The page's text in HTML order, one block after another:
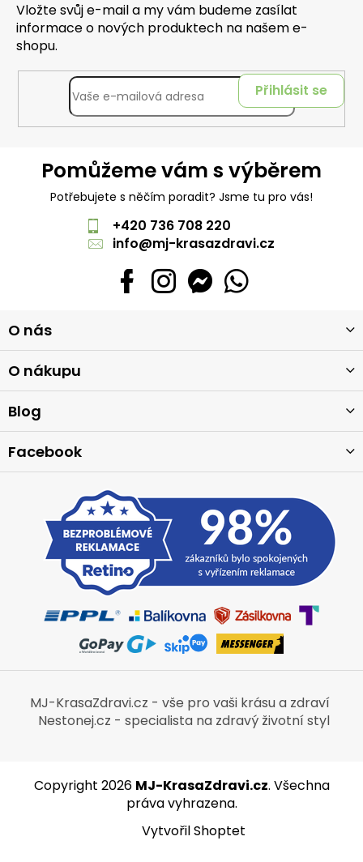
Vložte svůj e-mail a my vám budeme zasílat
informace o nových produktech na našem e-
shopu.
Přihlásit se
Pomůžeme vám s výběrem
Potřebujete s něčím poradit? Jsme tu pro vás!
+420 736 708 220
info@mj-krasazdravi.cz
á
p
a
t
O nás
O nákupu
Blog
Facebook
MJ-KrasaZdravi.cz - vše pro vaši krásu a zdraví
Nestonej.cz - specialista na zdravý životní styl
Vytvořil Shoptet
Copyright 2026 MJ-KrasaZdravi.cz. Všechna
práva vyhrazena.